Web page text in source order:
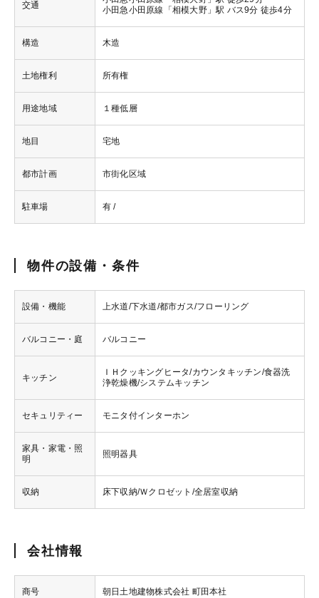
交通
小田急小田原線「相模大野」駅 バス9分 徒歩4分
構造 木造
土地権利 所有権
用途地域 １種低層
地目 宅地
都市計画 市街化区域
駐車場 有 /
物件の設備・条件
設備・機能 上水道/下水道/都市ガス/フローリング
バルコニー・庭 バルコニー
キッチン
ＩＨクッキングヒータ/カウンタキッチン/食器洗
浄乾燥機/システムキッチン
セキュリティー モニタ付インターホン
家具・家電・照
明
照明器具
収納 床下収納/Ｗクロゼット/全居室収納
会社情報
商号 朝日土地建物株式会社 町田本社